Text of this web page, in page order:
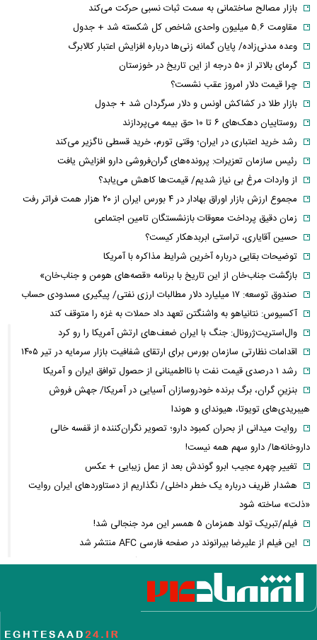
بازار مصالح ساختمانی به سمت ثبات نسبی حرکت می‌کند
مقاومت ۵.۶ میلیون واحدی شاخص کل شکسته شد + جدول
وعده مدنی‌زاده/ پایان گمانه زنی‌ها درباره افزایش اعتبار کالابرگ
گرمای بالاتر از ۵۰ درجه از این تاریخ در خوزستان
چرا قیمت دلار امروز عقب نشست؟
بازار طلا در کشاکش اونس و دلار سرگردان شد + جدول
روستاییان دهک‌های ۶ تا ۱۰ حق بیمه می‌پردازند
رشد خرید اعتباری در ایران؛ وقتی تورم، خرید قسطی ناگزیر می‌کند
رئیس سازمان تعزیرات: پرونده‌های گران‌فروشی دارو افزایش یافت
از واردات مرغ بی نیاز شدیم/ قیمت‌ها کاهش می‌یابد؟
مجموع ارزش بازار اوراق بهادار در ۴ بورس ایران از ۲۰ هزار همت فراتر رفت
زمان دقیق پرداخت معوقات بازنشستگان تامین اجتماعی
حسین آقایاری، تراستی ابربدهکار کیست؟
توضیحات بقایی درباره آخرین شرایط مذاکره با آمریکا
بازگشت جناب‌خان از این تاریخ با برنامه «قصه‌های هومن و جناب‌خان»
صندوق توسعه: ۱۷ میلیارد دلار مطالبات ارزی نفتی/ پیگیری مسدودی حساب
آکسیوس: نتانیاهو به واشنگتن تعهد داد حملات به غزه را متوقف کند
وال‌استریت‌ژرونال: جنگ با ایران ضعف‌های ارتش آمریکا را رو کرد
اقدامات نظارتی سازمان بورس برای ارتقای شفافیت بازار سرمایه در تیر ۱۴۰۵
رشد ۱ درصدی قیمت نفت با نااطمینانی از حصول توافق ایران و آمریکا
بنزینِ گران، برگ برنده خودروسازان آسیایی در آمریکا/ جهش فروش
هیبریدی‌های تویوتا، هیوندای و هوندا
روایت میدانی از بحران کمبود دارو؛ تصویر نگران‌کننده از قفسه خالی
داروخانه‌ها/ دارو سهم همه نیست!
تغییر چهره عجیب ابرو گوندش بعد از عمل زیبایی + عکس
هشدار ظریف درباره یک خطر داخلی/ نگذاریم از دستاوردهای ایران روایت
«ذلت» ساخته شود
فیلم/تبریک تولد همزمان ۵ همسر این مرد جنجالی شد!
این فیلم از علیرضا بیرانوند در صفحه فارسی AFC منتشر شد
فارن پالیسی: موضوع ایران در اختیار دولت آتی اسرائیل نیست/ اپوزیسیون،
این بار نتانیاهو را از پای در می‌آورند؟
آلت‌کوین‌ها در دوئل صعود و سقوط/ سولانا سبزپوش شد، شیبا و گرام زیر